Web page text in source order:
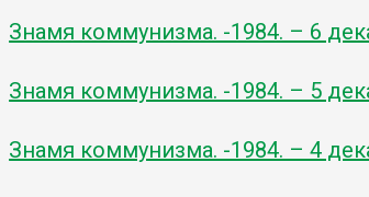
Знамя коммунизма. -1984. – 6
Знамя коммунизма. -1984. – 5
Знамя коммунизма. -1984. – 4